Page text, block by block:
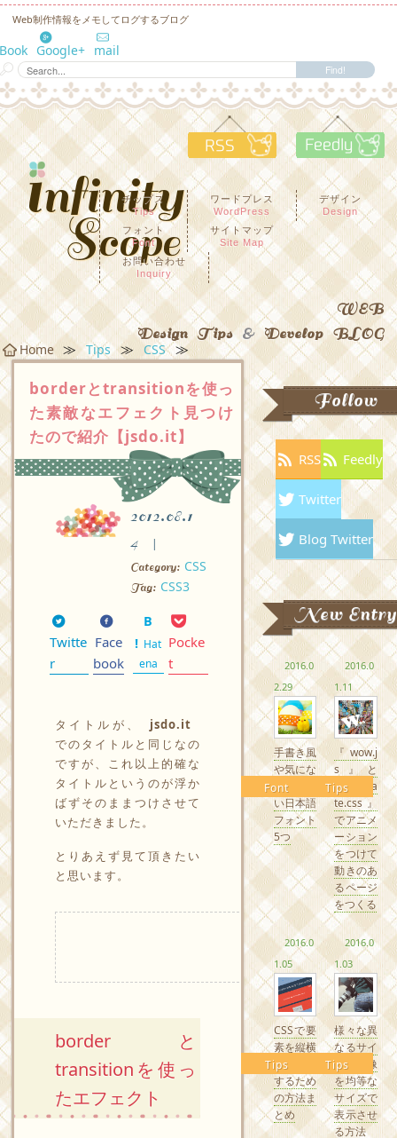
Web制作情報をメモしてログするブログ
Google+ mail
RSS
チップス
Tips
ワードプレス
WordPress
デザイン
Design
フォント
Font
サイトマップ
Site Map
お問い合わせ
Inquiry
WEB
Design Tips & Develop BLOG
Home ≫ Tips ≫ CSS ≫
borderとtransitionを使っ
た素敵なエフェクト見つけ
たので紹介【jsdo.it】
2012.08.1
4
Category: CSS
Tag: CSS3
Twitte
r
Face
book
Hat
ena
Pocke
t
タイトルが、
jsdo.it
でのタイトルと同じなの
ですが、これ以上的確な
タイトルというのが浮か
ばずそのままつけさせて
いただきました。
とりあえず見て頂きたい
と思います。
borderと
transitionを使っ
たエフェクト
Follow
RSS Feedly
Twitter
Blog Twitter
New Entry
2016.0
2.29
Font
手書き風
や気にな
るかわい
い日本語
フォント
5つ
2016.0
1.11
Tips
『wow.j
s』と
『Anima
te.css』
でアニメ
ーション
をつけて
動きのあ
るページ
をつくる
2016.0
1.05
Tips
CSSで要
素を縦横
中央配置
するため
の方法ま
とめ
2016.0
1.03
Tips
様々な異
なるサイ
ズの画像
を均等な
サイズで
表示させ
る方法